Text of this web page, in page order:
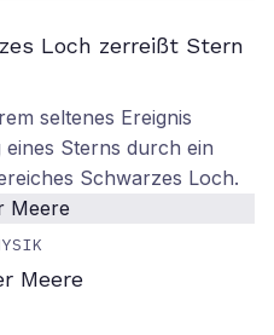
Loch zerreißt Stern
seltenes Ereignis
Sterns durch ein
Schwarzes Loch.
Meere